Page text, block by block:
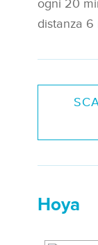
ogni 20
distanza 6
Hoya